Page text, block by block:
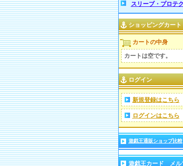
スリーブ・プロテ
ショッピングカート
カートの中身
カートは空です。
ログイン
新規登録はこちら
ログインはこちら
遊戯王通販ショップ比較
遊戯王カード メル